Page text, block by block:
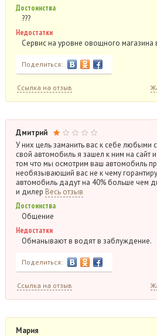
Достоинства
???
Недостатки
Сервис на уровне овощного магазина
Поделиться:
Ссылка на отзыв
Дмитрий
У них цель заманить вас к себе любыми
свой автомобиль я зашел к ним на сайт
том что мы осмотрим ваш автомобиль
необязывающий вас не к чему
автомобиль дадут на 40% больше чем
и дилер Весь отзыв
Достоинства
Общение
Недостатки
Обманывают в водят в заблуждение.
Поделиться:
Ссылка на отзыв
Мария